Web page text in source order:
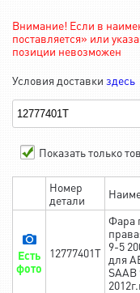
Внимание! Если в
поставляется» или
позиции невозможен
Условия доставки здесь
Показать только
Номер
детали
Есть
фото
12777401T
Фара
9-5
для
SAAB